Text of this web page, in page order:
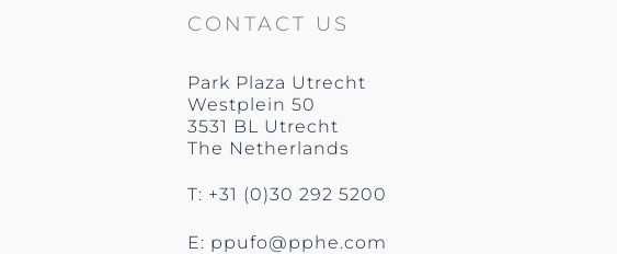
CONTACT US
Park Plaza Utrecht
Westplein 50
3531 BL Utrecht
The Netherlands
T: +31 (0)30 292 5200
E: ppufo@pphe.com